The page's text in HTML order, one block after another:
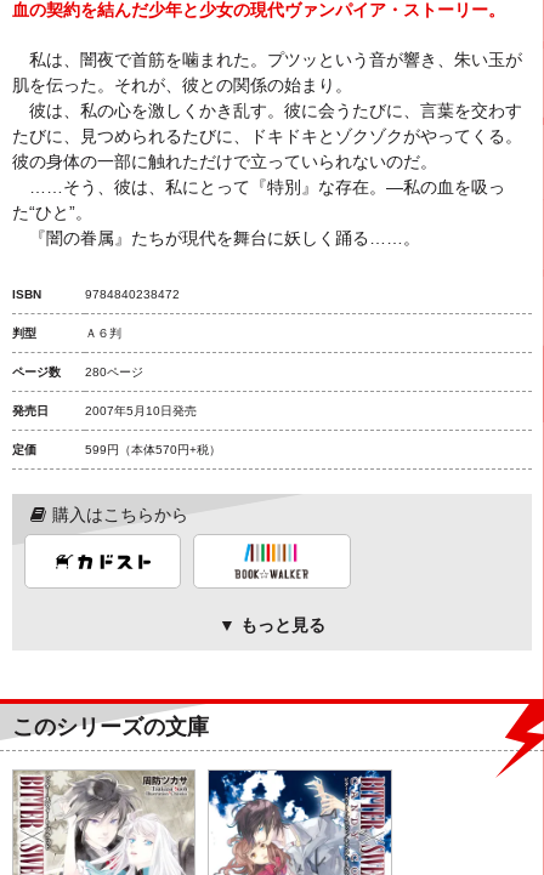
血の契約を結んだ少年と少女の現代ヴァンパイア・ストーリー。
私は、闇夜で首筋を噛まれた。プツッという音が響き、朱い玉が
肌を伝った。それが、彼との関係の始まり。
彼は、私の心を激しくかき乱す。彼に会うたびに、言葉を交わす
たびに、見つめられるたびに、ドキドキとゾクゾクがやってくる。
彼の身体の一部に触れただけで立っていられないのだ。
……そう、彼は、私にとって『特別』な存在。―私の血を吸っ
た“ひと”。
『闇の眷属』たちが現代を舞台に妖しく踊る……。
ISBN 9784840238472
判型 Ａ６判
ページ数 280ページ
発売日 2007年5月10日発売
定価 599円 （本体570円+税）
購入はこちらから
▼ もっと見る
このシリーズの文庫